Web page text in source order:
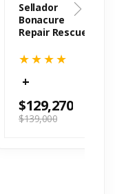
Sellador
Bonacure
Repair Rescue
$139,000
$129,270